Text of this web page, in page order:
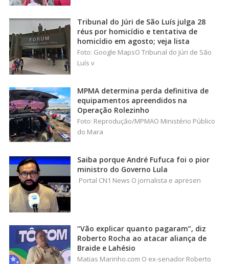
Tribunal do Júri de São Luís julga 28
réus por homicídio e tentativa de
homicídio em agosto; veja lista
Foto: Google MapsO Tribunal do Júri de São
Luís v
MPMA determina perda definitiva de
equipamentos apreendidos na
Operação Rolezinho
Foto: Reprodução/MPMAO Ministério Público
do Mara
Saiba porque André Fufuca foi o pior
ministro do Governo Lula
Portal CN1 News O jornalista e apresen
“Vão explicar quanto pagaram”, diz
Roberto Rocha ao atacar aliança de
Braide e Lahésio
Matias Marinho.com O ex-senador Roberto